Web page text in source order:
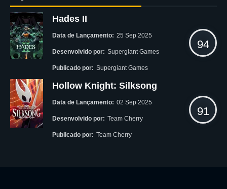
Hades II
Data de Lançamento: 25 Sep 2025
Desenvolvido por: Supergiant Games
Publicado por: Supergiant Games
94
Hollow Knight: Silksong
Data de Lançamento: 02 Sep 2025
Desenvolvido por: Team Cherry
Publicado por: Team Cherry
91